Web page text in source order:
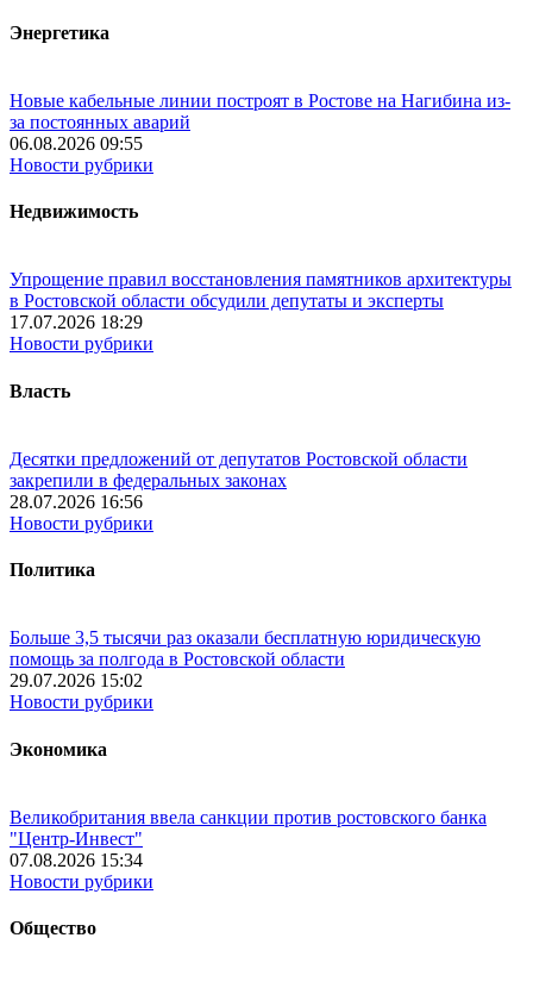
Энергетика
Новые кабельные линии построят в Ростове на Нагибина из-
за постоянных аварий
06.08.2026 09:55
Новости рубрики
Недвижимость
Упрощение правил восстановления памятников архитектуры
в Ростовской области обсудили депутаты и эксперты
17.07.2026 18:29
Новости рубрики
Власть
Десятки предложений от депутатов Ростовской области
закрепили в федеральных законах
28.07.2026 16:56
Новости рубрики
Политика
Больше 3,5 тысячи раз оказали бесплатную юридическую
помощь за полгода в Ростовской области
29.07.2026 15:02
Новости рубрики
Экономика
Великобритания ввела санкции против ростовского банка
"Центр-Инвест"
07.08.2026 15:34
Новости рубрики
Общество